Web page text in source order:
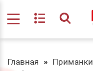
Главная Приманки